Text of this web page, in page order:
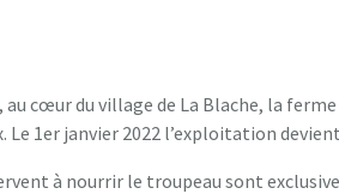
cœur du village de La Blache, la
1er janvier 2022 l’exploitation
à nourrir le troupeau sont